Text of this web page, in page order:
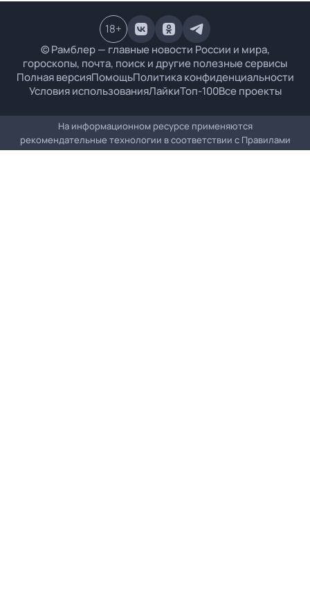
© Рамблер — главные новости России и мира,
гороскопы, почта, поиск и другие полезные сервисы
Полная версияПомощьПолитика конфиденциальности
Условия использованияЛайкиТоп-100Все проекты
18+
На информационном ресурсе применяются
рекомендательные технологии в соответствии с Правилами